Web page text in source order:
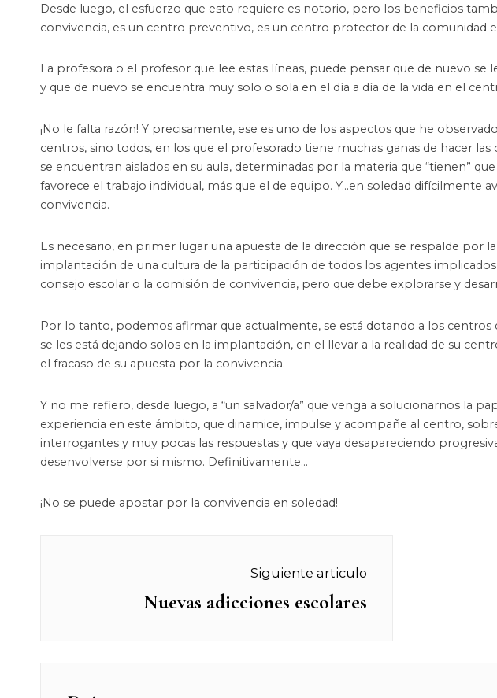
Desde luego, el esfuerzo que esto requiere es notorio, pero los beneficios
convivencia, es un centro preventivo, es un centro protector de la comunidad
La profesora o el profesor que lee estas líneas, puede pensar que de nuevo se
y que de nuevo se encuentra muy solo o sola en el día a día de la vida en el
¡No le falta razón! Y precisamente, ese es uno de los aspectos que he
centros, sino todos, en los que el profesorado tiene muchas ganas de hacer
se encuentran aislados en su aula, determinadas por la materia que “tienen”
favorece el trabajo individual, más que el de equipo. Y…en soledad difícilmente
convivencia.
Es necesario, en primer lugar una apuesta de la dirección que se respalde por
implantación de una cultura de la participación de todos los agentes
consejo escolar o la comisión de convivencia, pero que debe explorarse y
Por lo tanto, podemos afirmar que actualmente, se está dotando a los
se les está dejando solos en la implantación, en el llevar a la realidad de su
el fracaso de su apuesta por la convivencia.
Y no me refiero, desde luego, a “un salvador/a” que venga a solucionarnos la
experiencia en este ámbito, que dinamice, impulse y acompañe al centro,
interrogantes y muy pocas las respuestas y que vaya desapareciendo
desenvolverse por si mismo. Definitivamente…
¡No se puede apostar por la convivencia en soledad!
Siguiente articulo
Next
Nuevas adicciones escolares